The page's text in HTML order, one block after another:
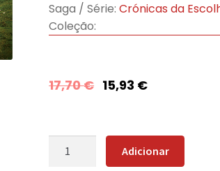
Saga / Série: Crónicas da
Coleção:
17,70€ 15,93 €
Quantidade
Adicionar